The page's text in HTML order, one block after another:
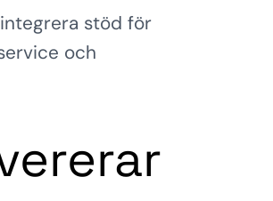
stöd för
och